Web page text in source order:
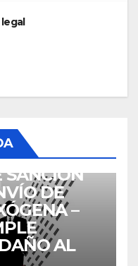
SANCIÓN
DE
–
AL